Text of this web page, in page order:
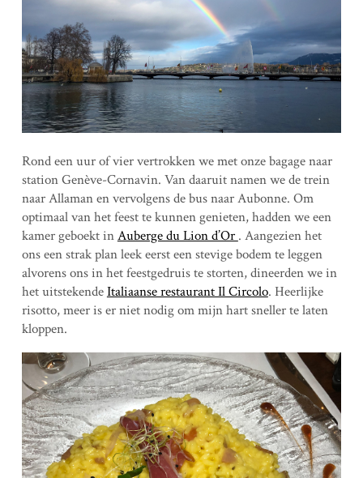
Rond een uur of vier vertrokken we met onze bagage naar
station Genève-Cornavin. Van daaruit namen we de trein
naar Allaman en vervolgens de bus naar Aubonne. Om
optimaal van het feest te kunnen genieten, hadden we een
kamer geboekt inAuberge du Lion d’Or . Aangezien het
ons een strak plan leek eerst een stevige bodem te leggen
alvorens ons in het feestgedruis te storten, dineerden we in
het uitstekendeItaliaanse restaurant Il Circolo. Heerlijke
risotto, meer is er niet nodig om mijn hart sneller te laten
kloppen.